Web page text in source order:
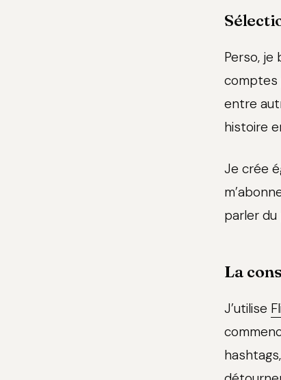
Perso, je
comptes
entre
histoire
Je crée
parler du
La
J’utilise